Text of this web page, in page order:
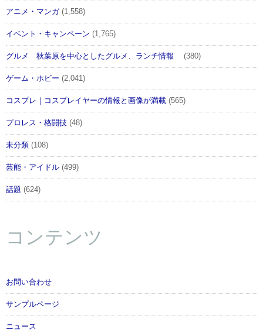
アニメ・マンガ(1,558)
イベント・キャンペーン (1,765)
グルメ 秋葉原を中心としたグルメ、ランチ情報 (380)
ゲーム・ホビー (2,041)
コスプレ｜コスプレイヤーの情報と画像が満載 (565)
プロレス・格闘技 (48)
未分類 (108)
芸能・アイドル (499)
話題 (624)
コンテンツ
お問い合わせ
サンプルページ
ニュース